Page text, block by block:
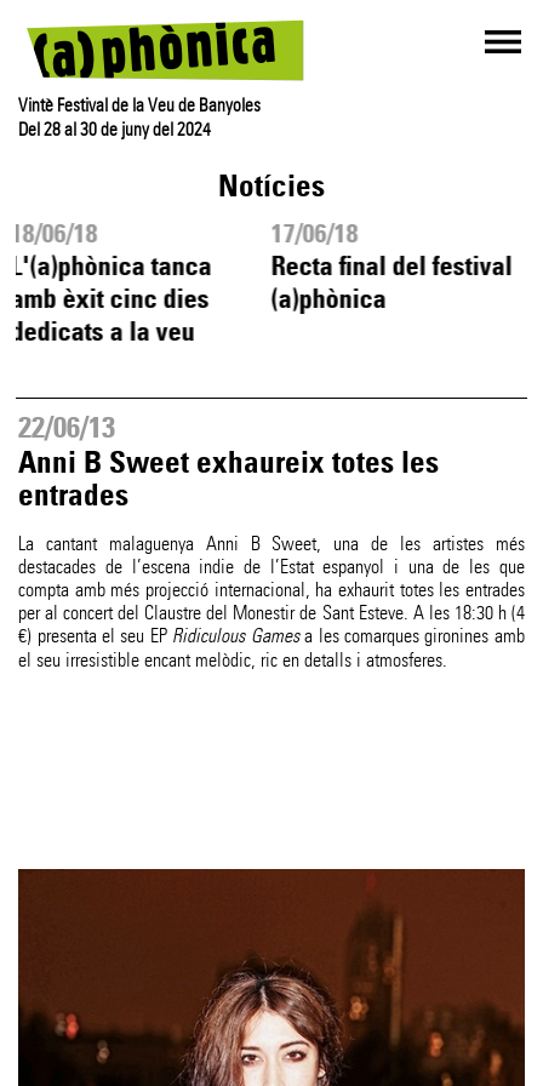
Vintè Festival de la Veu de Banyoles
Del 28 al 30 de juny del 2024
Notícies
18/06/18
L'(a)phònica tanca
amb èxit cinc dies
dedicats a la veu
17/06/18
Recta final del festival
(a)phònica
22/06/13
Anni B Sweet exhaureix totes les
entrades
La cantant malaguenya Anni B Sweet, una de les artistes més
destacades de l’escena indie de l’Estat espanyol i una de les que
compta amb més projecció internacional, ha exhaurit totes les entrades
per al concert del Claustre del Monestir de Sant Esteve. A les 18:30 h (4
€) presenta el seu EP Ridiculous Gamesa les comarques gironines amb
el seu irresistible encant melòdic, ric en detalls i atmosferes.